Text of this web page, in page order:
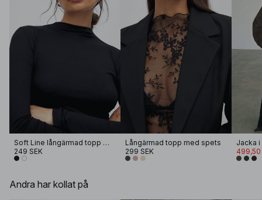
Soft Line långärmad topp med tratthals
249 SEK
Långärmad topp med spets
299 SEK
499,50
Andra har kollat på